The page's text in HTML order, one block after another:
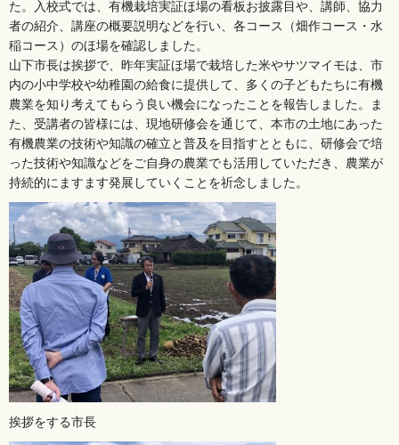
た。入校式では、有機栽培実証ほ場の看板お披露目や、講師、協力
者の紹介、講座の概要説明などを行い、各コース（畑作コース・水
稲コース）のほ場を確認しました。
山下市長は挨拶で、昨年実証ほ場で栽培した米やサツマイモは、市
内の小中学校や幼稚園の給食に提供して、多くの子どもたちに有機
農業を知り考えてもらう良い機会になったことを報告しました。ま
た、受講者の皆様には、現地研修会を通じて、本市の土地にあった
有機農業の技術や知識の確立と普及を目指すとともに、研修会で培
った技術や知識などをご自身の農業でも活用していただき、農業が
持続的にますます発展していくことを祈念しました。
挨拶をする市長